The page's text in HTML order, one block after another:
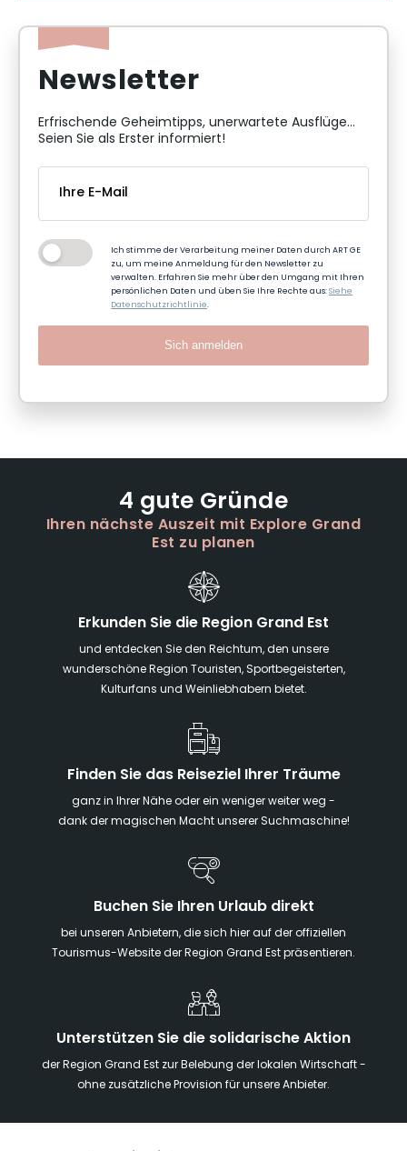
Newsletter
Erfrischende Geheimtipps, unerwartete Ausflüge...
Seien Sie als Erster informiert!
Ich stimme der Verarbeitung meiner Daten durch ART GE
zu, um meine Anmeldung für den Newsletter zu
verwalten. Erfahren Sie mehr über den Umgang mit Ihren
persönlichen Daten und üben Sie Ihre Rechte aus:Siehe
Datenschutzrichtlinie.
Sich anmelden
4 gute Gründe
Ihren nächste Auszeit mit Explore Grand
Est zu planen
Erkunden Sie die Region Grand Est
und entdecken Sie den Reichtum, den unsere
wunderschöne Region Touristen, Sportbegeisterten,
Kulturfans und Weinliebhabern bietet.
Finden Sie das Reiseziel Ihrer Träume
ganz in Ihrer Nähe oder ein weniger weiter weg -
dank der magischen Macht unserer Suchmaschine!
Buchen Sie Ihren Urlaub direkt
bei unseren Anbietern, die sich hier auf der offiziellen
Tourismus-Website der Region Grand Est präsentieren.
Unterstützen Sie die solidarische Aktion
der Region Grand Est zur Belebung der lokalen Wirtschaft -
ohne zusätzliche Provision für unsere Anbieter.